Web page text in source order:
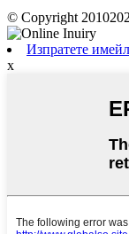
© Copyright
Изпратете имейл
x